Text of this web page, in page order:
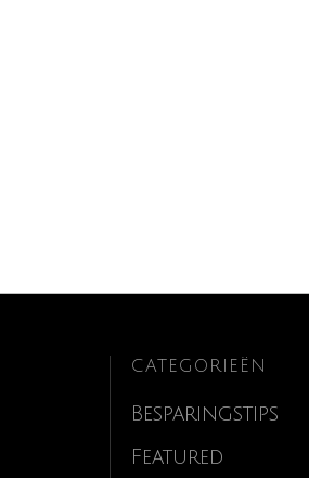
CATEGORIEËN
Besparingstips
Featured